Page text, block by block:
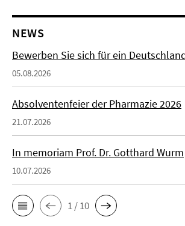
NEWS
Bewerben Sie sich für ein
05.08.2026
Absolventenfeier der Pharmazie 2026
21.07.2026
In memoriam Prof. Dr. Gotthard Wurm
10.07.2026
1 / 10